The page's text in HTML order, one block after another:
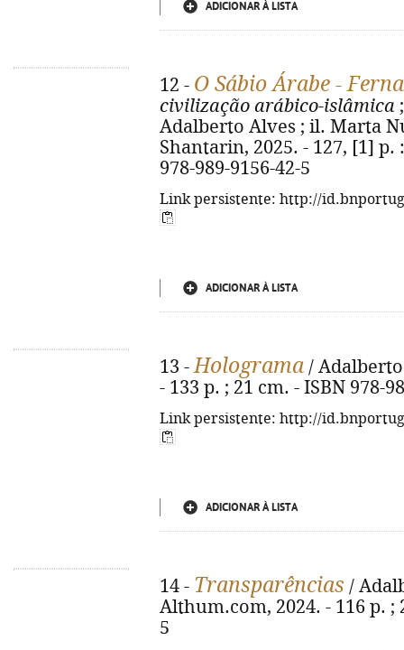
ADICIONAR À LISTA
12 - O Sábio Árabe -
civilização arábico-islâmica
Adalberto Alves ; il. Marta
Shantarin, 2025. - 127, [1]
978-989-9156-42-5
Link persistente: http://
ADICIONAR À LISTA
13 -Holograma /
- 133 p. ; 21 cm. - ISBN 978-
Link persistente: http://
ADICIONAR À LISTA
14 - Transparências /
Althum.com, 2024. - 116 p. ;
5